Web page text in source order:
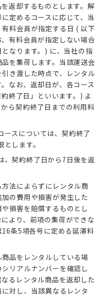
返却するものとします。解
定めるコースに応じて、当
料会員が指定する日 ( 以下
、有料会員が指定しない場合
なります。) に、当社の指
を集荷します。当該運送会
き渡した時点で、レンタル
なお、返却日が、各コース
終了日」といいます。) よ
ら契約終了日までの利用料
ースについては、契約終了
します。
、契約終了日から7日後を返
法によらずにレンタル商
の費用や損害が発生した
損害を賠償するものとし
より、前項の集荷ができな
条5項各号に定める延滞料
品をレンタルしている場
リアルナンバーを確認し
るレンタル商品を返却した
対し、当該異なるレンタ